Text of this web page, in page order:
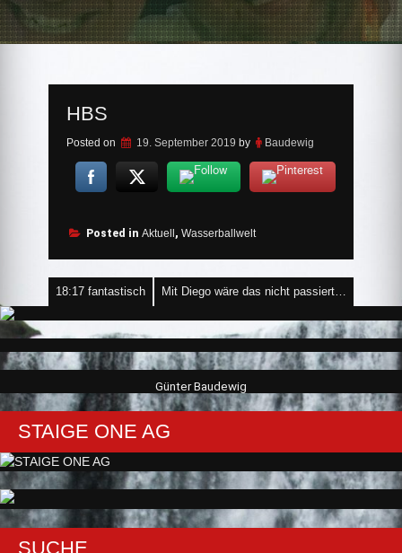
HBS
Posted on 19. September 2019 by Baudewig
Posted in Aktuell , Wasserballwelt
Beitragsnavigation
18:17 fantastisch Mit Diego wäre das nicht passiert…
Günter Baudewig
STAIGE ONE AG
SUCHE